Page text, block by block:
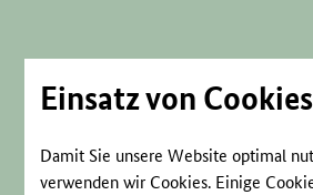
Einsatz von Cookies
Damit Sie unsere Website optimal
verwenden wir Cookies. Einige